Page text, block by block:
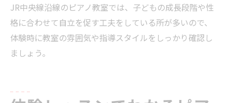
JR中央線沿線のピアノ教室では、子どもの成長段階や性
格に合わせて自立を促す工夫をしている所が多いので、
体験時に教室の雰囲気や指導スタイルをしっかり確認し
ましょう。